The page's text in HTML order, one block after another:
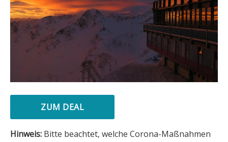
ZUM DEAL
Hinweis: Bitte beachtet, welche Corona-Maßnahmen